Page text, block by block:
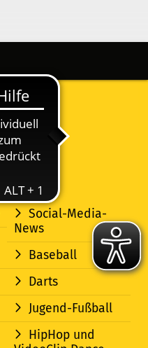
Social-Media-
News
Baseball
Darts
Jugend-Fußball
HipHop und